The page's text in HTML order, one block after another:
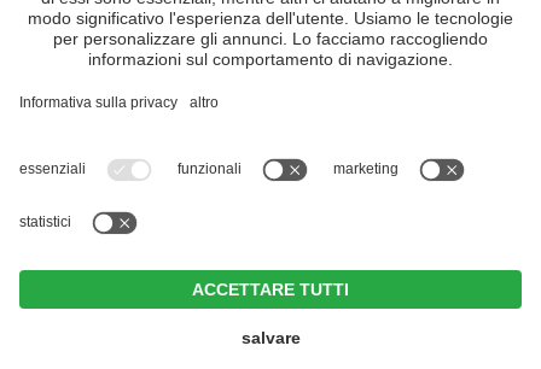
Zin Park | alpine suites & spa
Trentino Alto Adige davvero – con consigli autentici, alloggi e
offerte su misura.
Nonostante il lavoro accurato e il costante aggiornamento dei
motivi di sicurezza, si prega di verificare chiedendo
| Part. IVA IT02365710215